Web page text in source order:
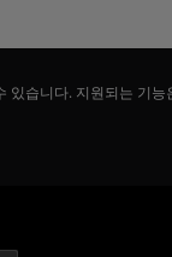
습니다. 지원되는 기